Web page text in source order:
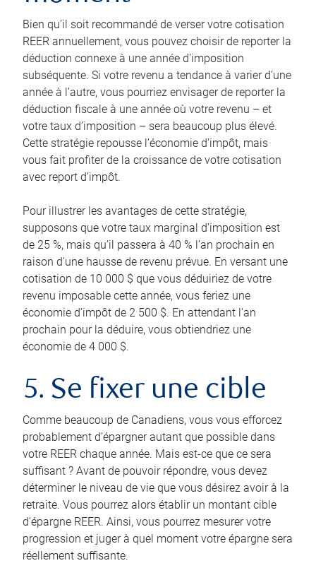
Bien qu’il soit recommandé de verser votre cotisation
REER annuellement, vous pouvez choisir de reporter la
déduction connexe à une année d’imposition
subséquente. Si votre revenu a tendance à varier d’une
année à l’autre, vous pourriez envisager de reporter la
déduction fiscale à une année où votre revenu – et
votre taux d’imposition – sera beaucoup plus élevé.
Cette stratégie repousse l’économie d’impôt, mais
vous fait profiter de la croissance de votre cotisation
avec report d’impôt.
Pour illustrer les avantages de cette stratégie,
supposons que votre taux marginal d’imposition est
de 25 %, mais qu’il passera à 40 % l’an prochain en
raison d’une hausse de revenu prévue. En versant une
cotisation de 10 000 $ que vous déduiriez de votre
revenu imposable cette année, vous feriez une
économie d’impôt de 2 500 $. En attendant l’an
prochain pour la déduire, vous obtiendriez une
économie de 4 000 $.
5. Se fixer une cible
Comme beaucoup de Canadiens, vous vous efforcez
probablement d’épargner autant que possible dans
votre REER chaque année. Mais est-ce que ce sera
suffisant ? Avant de pouvoir répondre, vous devez
déterminer le niveau de vie que vous désirez avoir à la
retraite. Vous pourrez alors établir un montant cible
d’épargne REER. Ainsi, vous pourrez mesurer votre
progression et juger à quel moment votre épargne sera
réellement suffisante.